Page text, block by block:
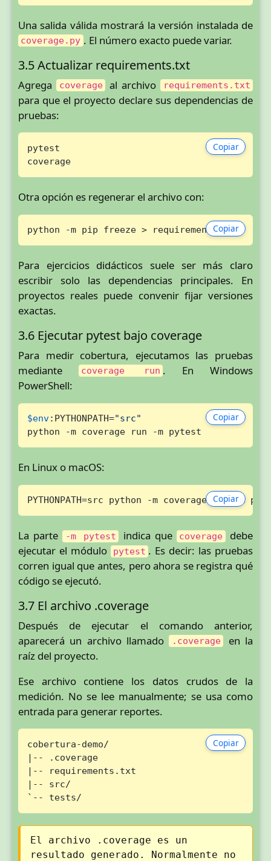
Una salida válida mostrará la versión instalada de
coverage.py . El número exacto puede variar.
3.5 Actualizar requirements.txt
Agrega coverage al archivo requirements.txt
para que el proyecto declare sus dependencias de
pruebas:
Copiar
pytest
coverage
Otra opción es regenerar el archivo con:
Copiar
python -m pip freeze > requirements.txt
Para ejercicios didácticos suele ser más claro
escribir solo las dependencias principales. En
proyectos reales puede convenir fijar versiones
exactas.
3.6 Ejecutar pytest bajo coverage
Para medir cobertura, ejecutamos las pruebas
mediante
coverage run . En Windows
PowerShell:
Copiar
$env:PYTHONPATH="src"
python -m coverage run -m pytest
En Linux o macOS:
Copiar
PYTHONPATH=src python -m coverage run -m
La parte -m pytest indica que coverage debe
ejecutar el módulo
pytest . Es decir: las pruebas
corren igual que antes, pero ahora se registra qué
código se ejecutó.
3.7 El archivo .coverage
Después de ejecutar el comando anterior,
aparecerá un archivo llamado .coverage
en la
raíz del proyecto.
Ese archivo contiene los datos crudos de la
medición. No se lee manualmente; se usa como
entrada para generar reportes.
Copiar
cobertura-demo/
|-- .coverage
|-- requirements.txt
|-- src/
`-- tests/
El archivo .coverage es un
resultado generado. Normalmente no